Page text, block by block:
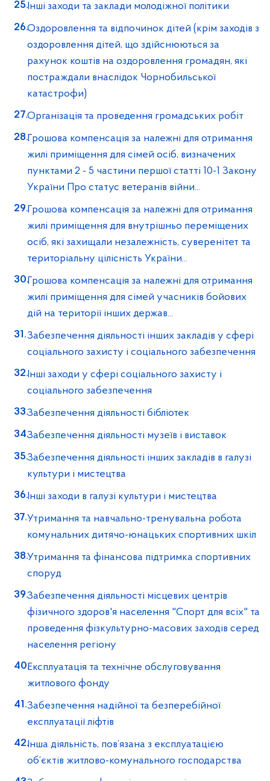
Інші заходи та заклади молодіжної політики
Оздоровлення та відпочинок дітей (крім заходів з
оздоровлення дітей, що здійснюються за
рахунок коштів на оздоровлення громадян, які
постраждали внаслідок Чорнобильської
катастрофи)
Організація та проведення громадських робіт
Грошова компенсація за належні для отримання
жилі приміщення для сімей осіб, визначених
пунктами 2 - 5 частини першої статті 10-1 Закону
України Про статус ветеранів війни...
Грошова компенсація за належні для отримання
жилі приміщення для внутрішньо переміщених
осіб, які захищали незалежність, суверенітет та
територіальну цілісність України...
Грошова компенсація за належні для отримання
жилі приміщення для сімей учасників бойових
дій на території інших держав...
Забезпечення діяльності інших закладів у сфері
соціального захисту і соціального забезпечення
Інші заходи у сфері соціального захисту і
соціального забезпечення
Забезпечення діяльності бібліотек
Забезпечення діяльності музеїв i виставок
Забезпечення діяльності інших закладів в галузі
культури і мистецтва
Інші заходи в галузі культури і мистецтва
Утримання та навчально-тренувальна робота
комунальних дитячо-юнацьких спортивних шкіл
Утримання та фінансова підтримка спортивних
споруд
Забезпечення діяльності місцевих центрів
фізичного здоров'я населення "Спорт для всіх" та
проведення фізкультурно-масових заходів серед
населення регіону
Експлуатація та технічне обслуговування
житлового фонду
Забезпечення надійної та безперебійної
експлуатації ліфтів
Інша діяльність, пов’язана з експлуатацією
об’єктів житлово-комунального господарства